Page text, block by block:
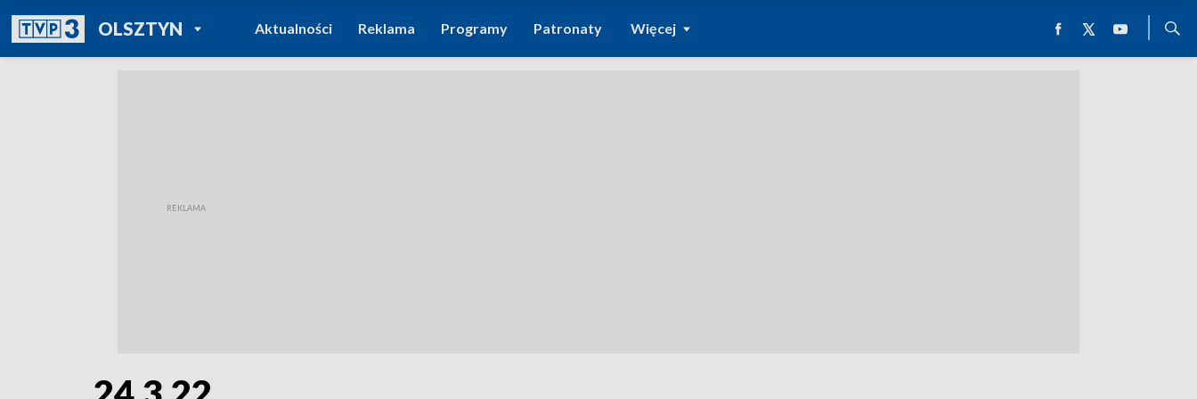
OLSZTYNPOWRÓT DO
TVP REGIONY
Aktualności Reklama Programy Patronaty Więcej